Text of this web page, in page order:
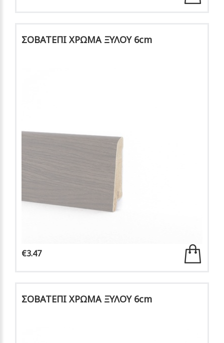
ΣΟΒΑΤΕΠΙ ΧΡΩΜΑ ΞΥΛΟΥ 6cm
€3.47
ΣΟΒΑΤΕΠΙ ΧΡΩΜΑ ΞΥΛΟΥ 6cm